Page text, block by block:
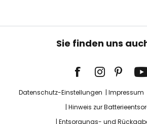
Sie finden uns
Datenschutz-Einstellungen Impressum
Hinweis zur
Entsorgungs- und